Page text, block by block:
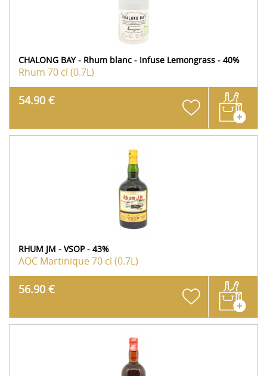
CHALONG BAY - Rhum blanc - Infuse Lemongrass - 40%
Rhum 70 cl (0.7L)
54.90 €
RHUM JM - VSOP - 43%
AOC Martinique70 cl (0.7L)
56.90 €